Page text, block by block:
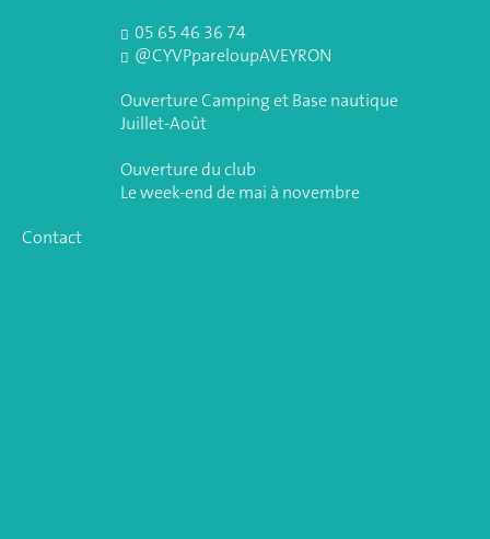
05 65 46 36 74
@CYVPpareloupAVEYRON
Ouverture Camping et Base nautique
Juillet-Août
Ouverture du club
Le week-end de mai à novembre
Contact